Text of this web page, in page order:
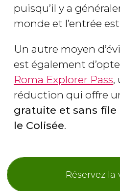
puisqu’il y a
monde et l’entrée
Un autre moyen
est également
Roma Explorer Pass,
réduction qui offre
gratuite et sans
le Colisée.
Réservez la